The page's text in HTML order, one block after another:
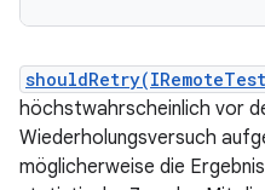
höchstwahrscheinlich vor
Wiederholungsversuch
möglicherweise die